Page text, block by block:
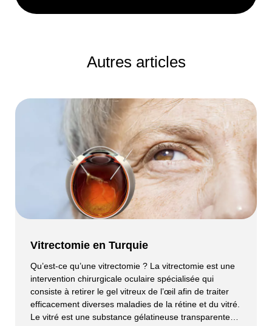
Autres articles
Vitrectomie en Turquie
Qu’est-ce qu’une vitrectomie ? La vitrectomie est une
intervention chirurgicale oculaire spécialisée qui
consiste à retirer le gel vitreux de l’œil afin de traiter
efficacement diverses maladies de la rétine et du vitré.
Le vitré est une substance gélatineuse transparente